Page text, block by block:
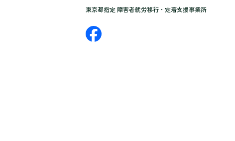
東京都指定 障害者就労移行・定着支援事業所